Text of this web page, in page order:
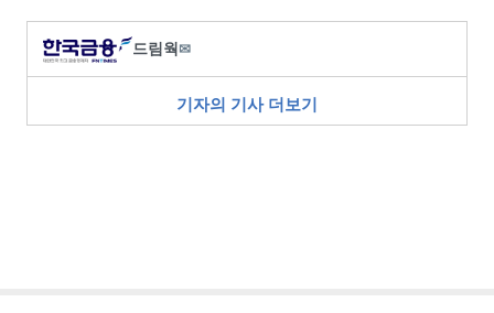
드림웍 ✉
기자의 기사 더보기